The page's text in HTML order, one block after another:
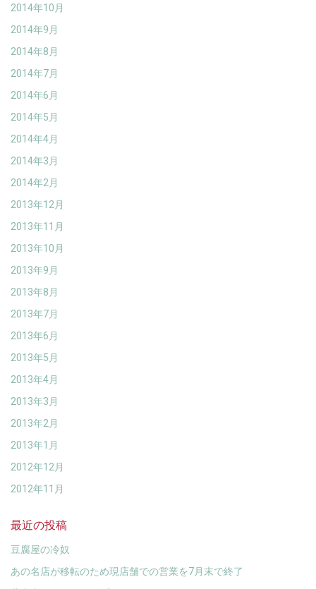
2014年10月
2014年9月
2014年8月
2014年7月
2014年6月
2014年5月
2014年4月
2014年3月
2014年2月
2013年12月
2013年11月
2013年10月
2013年9月
2013年8月
2013年7月
2013年6月
2013年5月
2013年4月
2013年3月
2013年2月
2013年1月
2012年12月
2012年11月
最近の投稿
豆腐屋の冷奴
あの名店が移転のため現店舗での営業を7月末で終了